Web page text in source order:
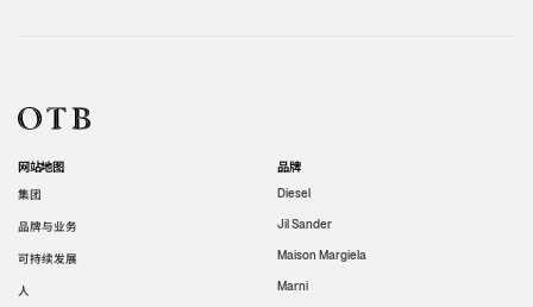
网站地图
集团
品牌与业务
可持续发展
人
品牌
Diesel
Jil Sander
Maison Margiela
Marni